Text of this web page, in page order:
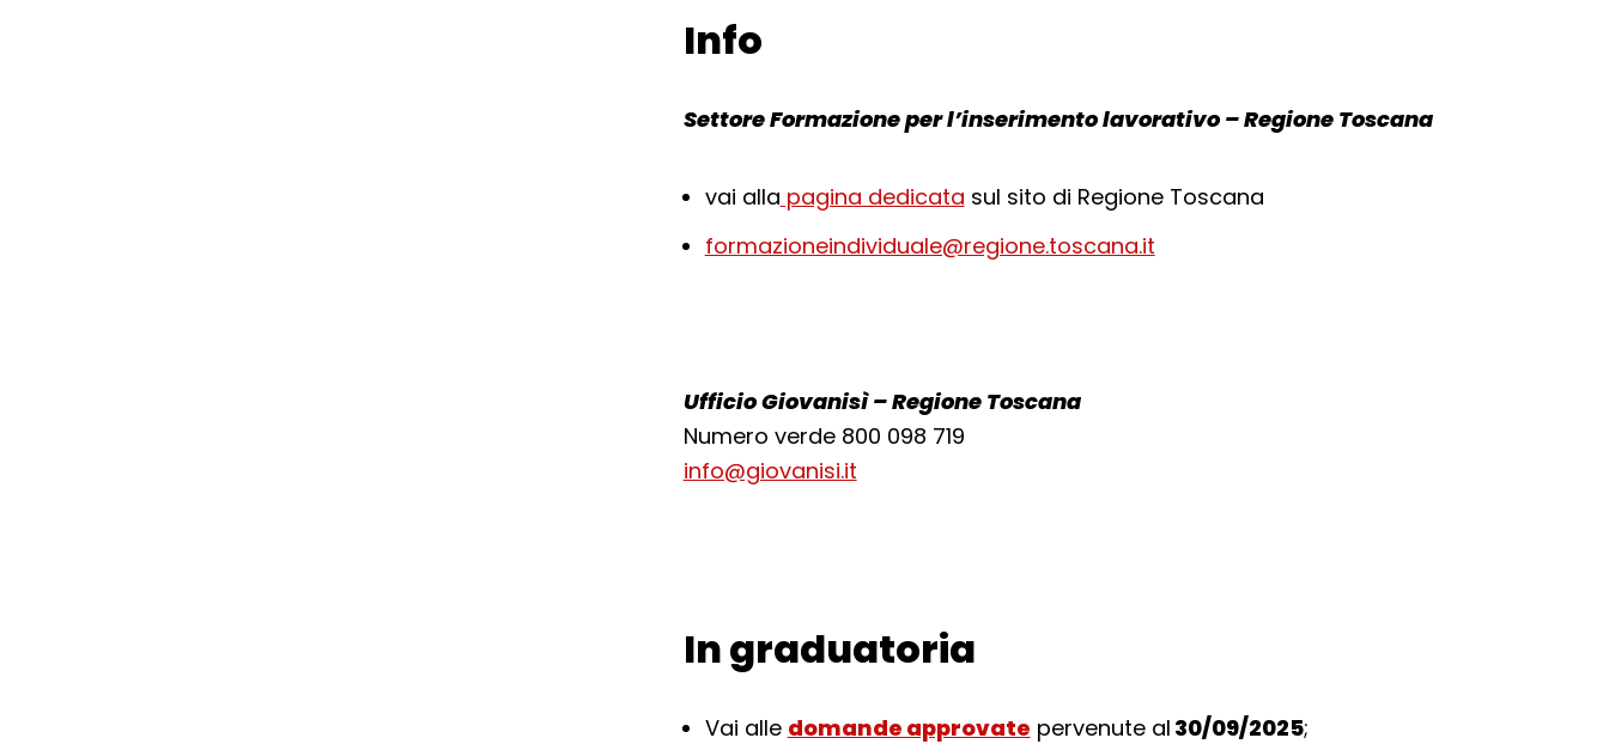
Info
Settore Formazione per l’inserimento lavorativo – Regione Toscana
vai alla pagina dedicata sul sito di Regione Toscana
formazioneindividuale@regione.toscana.it
Ufficio Giovanisì – Regione Toscana
Numero verde 800 098 719
info@giovanisi.it
Torna alla navigazione
In graduatoria
Vai alle domande approvate pervenute al 30/09/2025;
Torna alla navigazione